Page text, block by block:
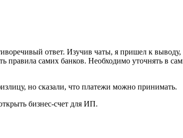
ответ. Изучив чаты, я пришел к выводу,
правила самих банков. Необходимо уточнять в
но сказали, что платежи можно принимать.
бизнес-счет для ИП.